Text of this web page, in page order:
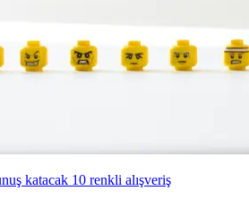
katacak 10 renkli alışveriş